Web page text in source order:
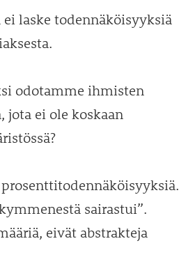
laske todennäköisyyksiä
odotamme ihmisten
ei ole koskaan
sairastui”.
eivät abstrakteja